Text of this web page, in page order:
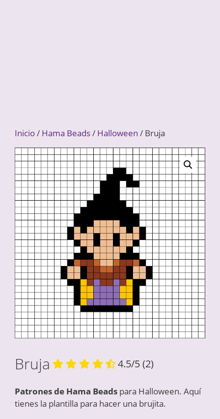
Inicio/ Hama Beads/ Halloween / Bruja
Bruja 4.5/5(2)
Patrones de Hama Beads para Halloween. Aquí
tienes la plantilla para hacer una brujita.